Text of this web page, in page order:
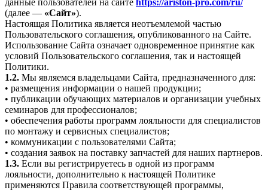
(далее — «Сайт»).
Настоящая Политика является неотъемлемой частью
Пользовательского соглашения, опубликованного на Сайте.
Использование Сайта означает одновременное принятие как
условий Пользовательского соглашения, так и настоящей
Политики.
1.2. Мы являемся владельцами Сайта, предназначенного для:
• размещения информации о нашей продукции;
• публикации обучающих материалов и организации учебных
семинаров для профессионалов;
• обеспечения работы программ лояльности для специалистов
по монтажу и сервисных специалистов;
• коммуникации с пользователями Сайта;
• создания заявок на поставку запчастей для наших партнеров.
1.3. Если вы регистрируетесь в одной из программ
лояльности, дополнительно к настоящей Политике
применяются Правила соответствующей программы,